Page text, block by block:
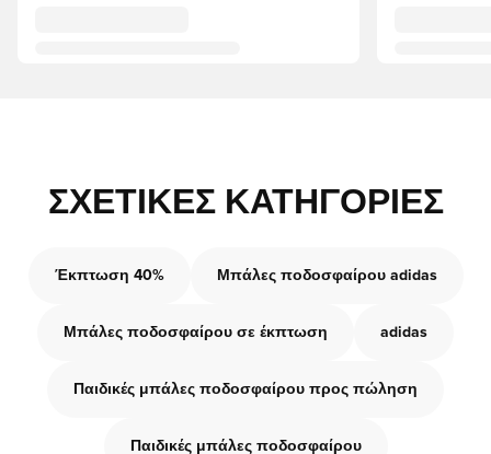
ΣΧΕΤΙΚΈΣ ΚΑΤΗΓΟΡΊΕΣ
Έκπτωση 40% Μπάλες ποδοσφαίρου adidas
Μπάλες ποδοσφαίρου σε έκπτωση adidas
Παιδικές μπάλες ποδοσφαίρου προς πώληση
Παιδικές μπάλες ποδοσφαίρου